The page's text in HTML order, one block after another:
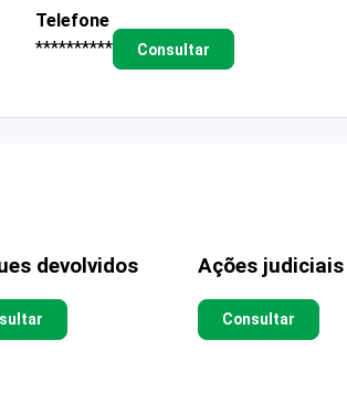
Telefone
**********
Consultar
devolvidos Ações judiciais
Consultar